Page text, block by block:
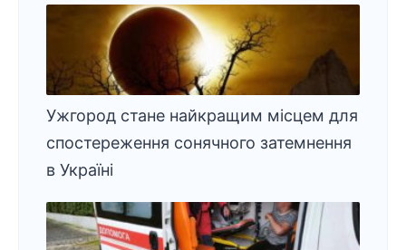
Ужгород стане найкращим місцем для
спостереження сонячного затемнення
в Україні